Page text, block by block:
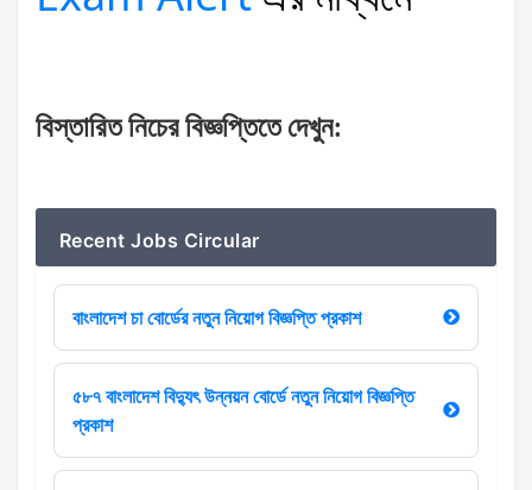
বিস্তারিতনিচেরবিজ্ঞপ্তিতে দেখুন:
Recent Jobs Circular
বাংলাদেশ চা বোর্ডের নতুন নিয়োগ বিজ্ঞপ্তি প্রকাশ
৫৮৭ বাংলাদেশ বিদ্যুৎ উন্নয়ন বোর্ডে নতুন নিয়োগ বিজ্ঞপ্তি
প্রকাশ